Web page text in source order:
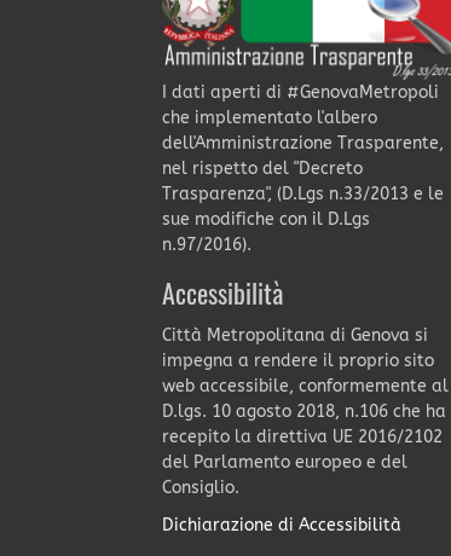
I dati aperti di #GenovaMetropoli
che implementato l'albero
dell'Amministrazione Trasparente,
nel rispetto del "Decreto
Trasparenza", (D.Lgs n.33/2013 e le
sue modifiche con il D.Lgs
n.97/2016).
Accessibilità
Città Metropolitana di Genova si
impegna a rendere il proprio sito
web accessibile, conformemente al
D.lgs. 10 agosto 2018, n.106 che ha
recepito la direttiva UE 2016/2102
del Parlamento europeo e del
Consiglio.
Dichiarazione di Accessibilità